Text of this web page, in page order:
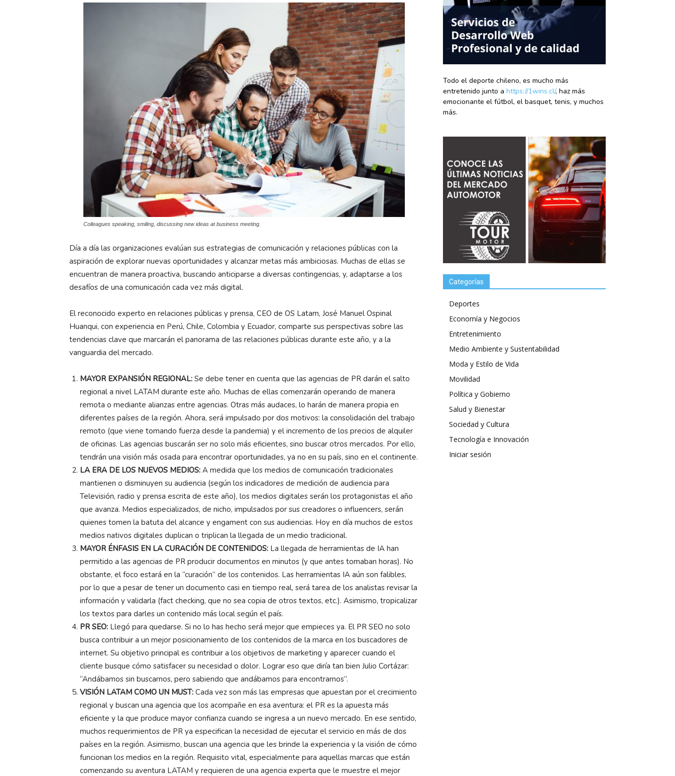
Colleagues speaking, smiling, discussing new ideas at business meeting.
Día a día las organizaciones evalúan sus estrategias de comunicación y relaciones públicas con la
aspiración de explorar nuevas oportunidades y alcanzar metas más ambiciosas. Muchas de ellas se
encuentran de manera proactiva, buscando anticiparse a diversas contingencias, y, adaptarse a los
desafíos de una comunicación cada vez más digital.
El reconocido experto en relaciones públicas y prensa, CEO de OS Latam, José Manuel Ospinal
Huanqui, con experiencia en Perú, Chile, Colombia y Ecuador, comparte sus perspectivas sobre las
tendencias clave que marcarán el panorama de las relaciones públicas durante este año, y a la
vanguardia del mercado.
MAYOR EXPANSIÓN REGIONAL: Se debe tener en cuenta que las agencias de PR darán el salto
regional a nivel LATAM durante este año. Muchas de ellas comenzarán operando de manera
remota o mediante alianzas entre agencias. Otras más audaces, lo harán de manera propia en
diferentes países de la región. Ahora, será impulsado por dos motivos: la consolidación del trabajo
remoto (que viene tomando fuerza desde la pandemia) y el incremento de los precios de alquiler
de oficinas. Las agencias buscarán ser no solo más eficientes, sino buscar otros mercados. Por ello,
tendrán una visión más osada para encontrar oportunidades, ya no en su país, sino en el continente.
LA ERA DE LOS NUEVOS MEDIOS: A medida que los medios de comunicación tradicionales
mantienen o disminuyen su audiencia (según los indicadores de medición de audiencia para
Televisión, radio y prensa escrita de este año), los medios digitales serán los protagonistas el año
que avanza. Medios especializados, de nicho, impulsados por sus creadores o influencers, serán
quienes tomen la batuta del alcance y engament con sus audiencias. Hoy en día muchos de estos
medios nativos digitales duplican o triplican la llegada de un medio tradicional.
MAYOR ÉNFASIS EN LA CURACIÓN DE CONTENIDOS: La llegada de herramientas de IA han
permitido a las agencias de PR producir documentos en minutos (y que antes tomaban horas). No
obstante, el foco estará en la “curación” de los contenidos. Las herramientas IA aún son falibles,
por lo que a pesar de tener un documento casi en tiempo real, será tarea de los analistas revisar la
información y validarla (fact checking, que no sea copia de otros textos, etc.). Asimismo, tropicalizar
los textos para darles un contenido más local según el país.
PR SEO: Llegó para quedarse. Si no lo has hecho será mejor que empieces ya. El PR SEO no solo
busca contribuir a un mejor posicionamiento de los contenidos de la marca en los buscadores de
internet. Su objetivo principal es contribuir a los objetivos de marketing y aparecer cuando el
cliente busque cómo satisfacer su necesidad o dolor. Lograr eso que diría tan bien Julio Cortázar:
“Andábamos sin buscarnos, pero sabiendo que andábamos para encontrarnos”.
VISIÓN LATAM COMO UN MUST: Cada vez son más las empresas que apuestan por el crecimiento
regional y buscan una agencia que los acompañe en esa aventura: el PR es la apuesta más
eficiente y la que produce mayor confianza cuando se ingresa a un nuevo mercado. En ese sentido,
muchos requerimientos de PR ya especifican la necesidad de ejecutar el servicio en más de dos
países en la región. Asimismo, buscan una agencia que les brinde la experiencia y la visión de cómo
funcionan los medios en la región. Requisito vital, especialmente para aquellas marcas que están
comenzando su aventura LATAM y requieren de una agencia experta que le muestre el mejor
Todo el deporte chileno, es mucho más
entretenido junto a https://1wins.cl/, haz más
emocionante el fútbol, el basquet, tenis, y muchos
más.
Categorías
Deportes
Economía y Negocios
Entretenimiento
Medio Ambiente y Sustentabilidad
Moda y Estilo de Vida
Movilidad
Política y Gobierno
Salud y Bienestar
Sociedad y Cultura
Tecnología e Innovación
Iniciar sesión